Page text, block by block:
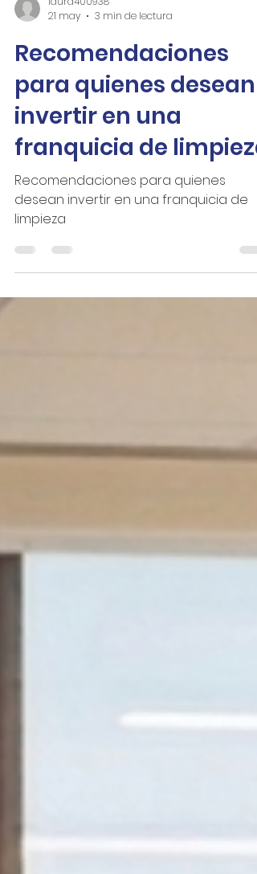
laura400938
3 min de lectura
Recomendaciones
para quienes desean
invertir en una
franquicia de limpieza
desean invertir en una franquicia de
limpieza